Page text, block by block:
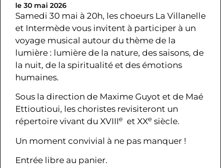
le 30 mai 2026
Samedi 30 mai à 20h, les choeurs La Villanelle
et Intermède vous invitent à participer à un
voyage musical autour du thème de la
lumière : lumière de la nature, des saisons, de
la nuit, de la spiritualité et des émotions
humaines.
Sous la direction de Maxime Guyot et de Maé
Ettioutioui, les choristes revisiteront un
répertoire vivant du XVIIIe et XXe siècle.
Un moment convivial à ne pas manquer !
Entrée libre au panier.